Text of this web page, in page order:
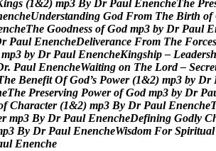
ings (1&2) mp3 By Dr Paul EnencheThe Pre
encheUnderstanding God From The Birth of
ncheThe Goodness of God mp3 by Dr Paul E
r Paul EnencheDeliverance From The Forces
mp3 by Dr Paul EnencheKingship – Leadersh
r. Paul EnencheWaiting on The Lord – Secre
he Benefit Of God’s Power (1&2) mp3 by Dr
eThe Preserving Power of God mp3 by Dr Pa
f Character (1&2) mp3 By Dr Paul Enenche
r mp3 By Dr Paul EnencheDefining Godly C
p3 By Dr Paul EnencheWisdom For Spiritual
ul Enenche